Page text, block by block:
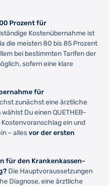
Prozent für
Kostenübernahme ist
die meisten 80 bis 85 Prozent
bei bestimmten Tarifen der
sofern eine klare
für
zunächst eine ärztliche
Du einen QUETHEB-
ein und
– allesvor der ersten
für den Krankenkassen-
Die Hauptvoraussetzungen
Diagnose, eine ärztliche